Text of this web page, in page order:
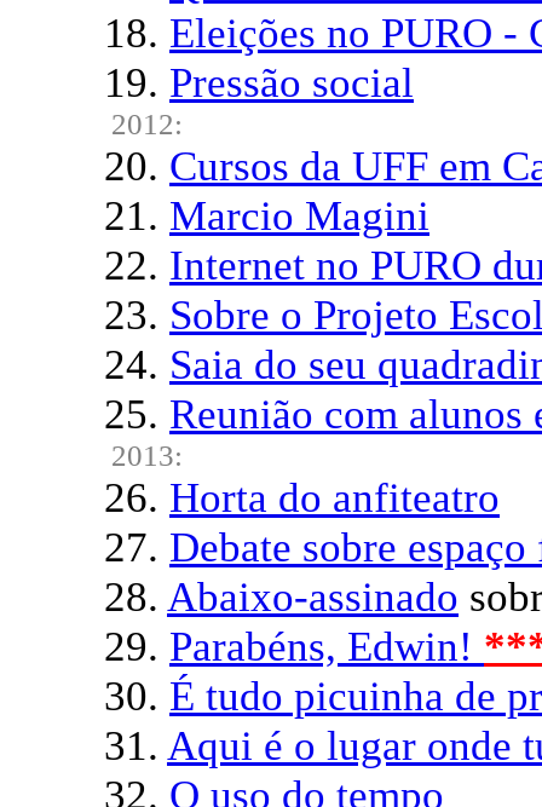
18. Eleições no PURO -
19. Pressão social
2012:
20. Cursos da UFF em
21. Marcio Magini
22. Internet no PURO
23. Sobre o Projeto
24. Saia do seu
25. Reunião com alunos
2013:
26. Horta do anfiteatro
27. Debate sobre
28. Abaixo-assinado
29. Parabéns, Edwin! **
30. É tudo picuinha de
31. Aqui é o lugar onde
32. O uso do tempo